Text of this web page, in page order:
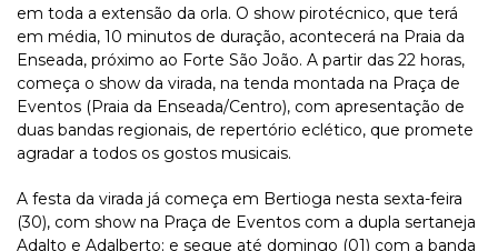
em toda a extensão da orla. O show pirotécnico, que terá
em média, 10 minutos de duração, acontecerá na Praia da
Enseada, próximo ao Forte São João. A partir das 22 horas,
começa o show da virada, na tenda montada na Praça de
Eventos (Praia da Enseada/Centro), com apresentação de
duas bandas regionais, de repertório eclético, que promete
agradar a todos os gostos musicais.
A festa da virada já começa em Bertioga nesta sexta-feira
(30), com show na Praça de Eventos com a dupla sertaneja
Adalto e Adalberto; e segue até domingo (01) com a banda